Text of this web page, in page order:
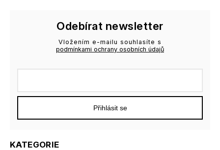
KATEGORIE
Odebírat newsletter
Vložením e-mailu souhlasíte s
podmínkami ochrany osobních údajů
Přihlásit se